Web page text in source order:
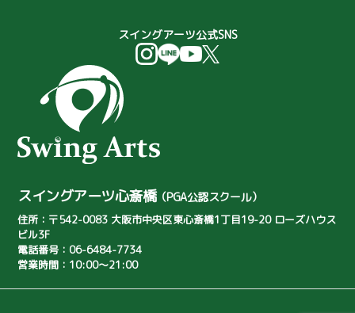
月例会
バンカーのコツ
シミレーションゴルフ
子供向けゴルフ教室
ジュニア向けゴルフレッスン
トリッキーなゴルフコース
ボギーオン率
西岡利佳子
河村萌波
浦上 真乙
ゴルフ練習器具
スイングアーツ公式SNS
スイングアーツ心斎橋（PGA公認スクール）
住所：〒542-0083 大阪市中央区東心斎橋1丁目19-20 ローズハウス
ビル3F
電話番号：06-6484-7734
営業時間：10:00～21:00